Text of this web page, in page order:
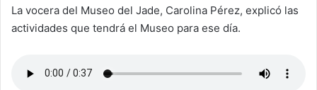
La vocera del Museo del Jade, Carolina Pérez, explicó las
actividades que tendrá el Museo para ese día.